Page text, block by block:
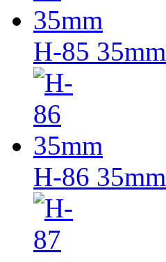
H-85 35mm
H-86 35mm